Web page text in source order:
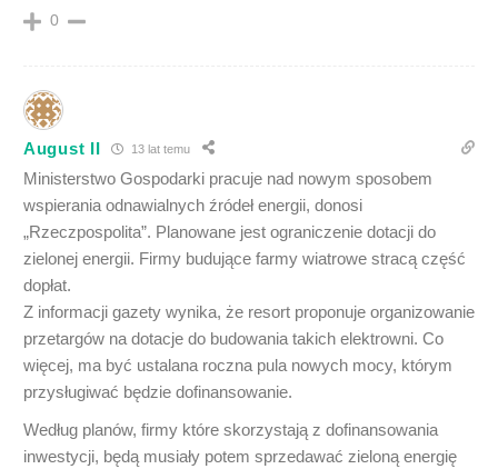
0
August II 13 lat temu
Ministerstwo Gospodarki pracuje nad nowym sposobem
wspierania odnawialnych źródeł energii, donosi
„Rzeczpospolita”. Planowane jest ograniczenie dotacji do
zielonej energii. Firmy budujące farmy wiatrowe stracą część
dopłat.
Z informacji gazety wynika, że resort proponuje organizowanie
przetargów na dotacje do budowania takich elektrowni. Co
więcej, ma być ustalana roczna pula nowych mocy, którym
przysługiwać będzie dofinansowanie.
Według planów, firmy które skorzystają z dofinansowania
inwestycji, będą musiały potem sprzedawać zieloną energię